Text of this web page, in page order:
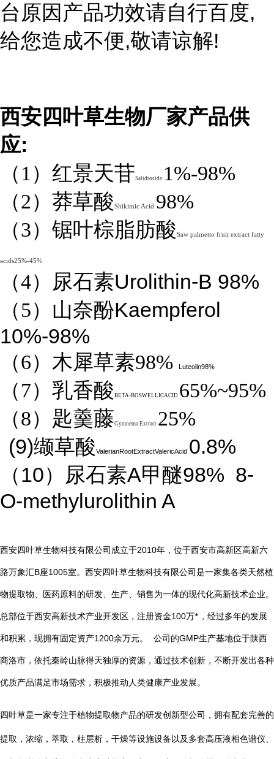
台原因产品功效请自行百度,
给您造成不便,敬请谅解!
西安四叶草生物厂家产品供
应:
（1）红景天苷Salidroside 1%-98%
（2）莽草酸Shikimic Acid 98%
（3）锯叶棕脂肪酸Saw palmetto fruit extract fatty
acids25%-45%
（4） 尿石素Urolithin-B 98%
（5）山奈酚Kaempferol
10%-98%
（6）木犀草素98% Luteolin98%
（7）乳香酸 BETA-BOSWELLICACID 65%~95%
（8）匙羹藤Gymnema Extract 25%
(9)缬草酸ValerianRootExtractValericAcid 0.8%
（10）尿石素A甲醚98% 8-
O-methylurolithin A
西安四叶草生物科技有限公司成立于2010年，位于西安市高新区高新六
路万象汇B座1005室。西安四叶草生物科技有限公司是一家集各类天然植
物提取物、医药原料的研发、生产、销售为一体的现代化高新技术企业。
总部位于西安高新技术产业开发区，注册资金100万*，经过多年的发展
和积累，现拥有固定资产1200余万元。 公司的GMP生产基地位于陕西
商洛市，依托秦岭山脉得天独厚的资源，通过技术创新，不断开发出各种
优质产品满足市场需求，积极推动人类健康产业发展。
四叶草是一家专注于植物提取物产品的研发创新型公司，拥有配套完善的
提取，浓缩，萃取，柱层析，干燥等设施设备以及多套高压液相色谱仪、